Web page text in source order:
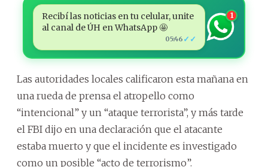
Recibí las noticias en tu celular, unite
al canal de ÚH en WhatsApp 🤩
05:46 ✓✓
1
Las autoridades locales calificaron esta mañana en
una rueda de prensa el atropello como
“intencional” y un “ataque terrorista”, y más tarde
el FBI dijo en una declaración que el atacante
estaba muerto y que el incidente es investigado
como un posible “acto de terrorismo”.